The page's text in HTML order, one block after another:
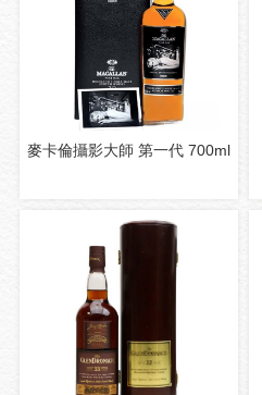
麥卡倫攝影大師 第一代 700ml